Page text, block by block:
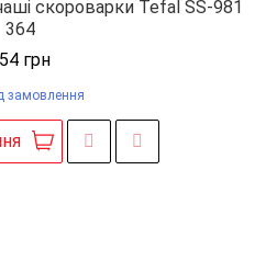
скороварки Tefal SS-981
364
грн
замовлення